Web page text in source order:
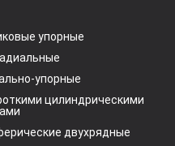
упорные
упорные
цилиндрическими
двухрядные